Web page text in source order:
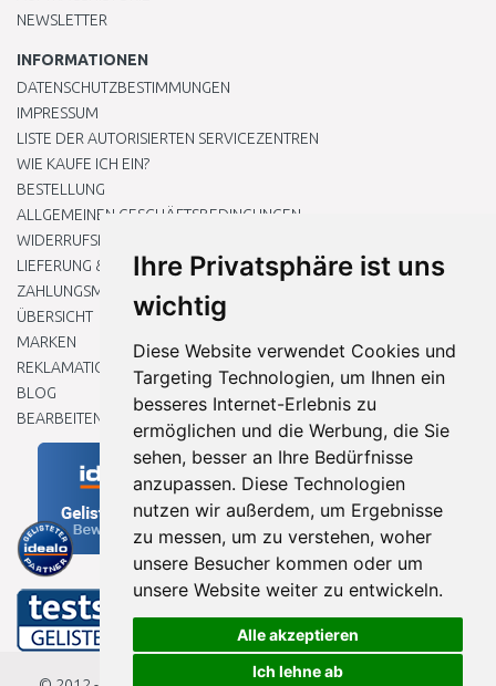
Ihre Privatsphäre ist uns
wichtig
Diese Website verwendet Cookies und
Targeting Technologien, um Ihnen ein
besseres Internet-Erlebnis zu
ermöglichen und die Werbung, die Sie
sehen, besser an Ihre Bedürfnisse
anzupassen. Diese Technologien
nutzen wir außerdem, um Ergebnisse
zu messen, um zu verstehen, woher
unsere Besucher kommen oder um
unsere Website weiter zu entwickeln.
Alle akzeptieren
Ich lehne ab
NEWSLETTER
INFORMATIONEN
DATENSCHUTZBESTIMMUNGEN
IMPRESSUM
LISTE DER AUTORISIERTEN SERVICEZENTREN
WIE KAUFE ICH EIN?
BESTELLUNG
ALLGEMEINEN GESCHÄFTSBEDINGUNGEN
WIDERRUFSRECHT
LIEFERUNG & ZAHLUNG
ZAHLUNGSMETHODEN
ÜBERSICHT
MARKEN
REKLAMATIONEN UND RETOUREN
BLOG
BEARBEITEN SIE MEINE COOKIE-EINSTELLUNGEN